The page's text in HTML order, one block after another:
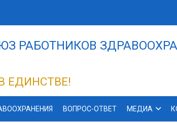
РАБОТНИКОВ
ЕДИНСТВЕ!
ВОПРОС-ОТВЕТ МЕДИА